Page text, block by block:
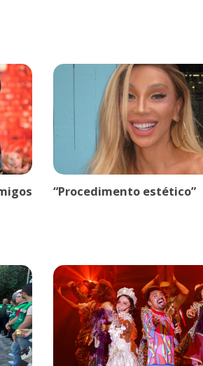
“Procedimento estético”